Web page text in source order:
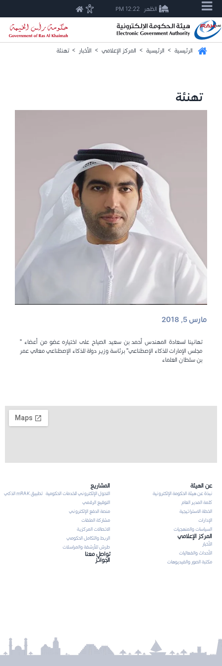
الظهر 12:22 PM
الرئيسية > الرئيسية > المركز الإعلامي > الأخبار > تهنئة
تهنئة
مارس 5, 2018
تهانينا لسعادة المهندس أحمد بن سعيد الصياح على اختياره عضو من أعضاء ”
مجلس الإمارات للذكاء الإصطناعي” برئاسة وزير دولة للذكاء الإصطناعي معالي عمر
بن سلطان العلماء
عن الهيئة
نبذة عن هيئة الحكومة الإلكترونية
كلمة المدير العام
الخطة الاستراتيجية
الإدارات
السياسات والمنهجيات
المركز الإعلامي
الأخبار
الأحداث والفعاليات
مكتبة الصور والفيديوهات
المشاريع
التحول الإلكتروني للخدمات الحكومية تطبيق mRAK الذكي
التوقيع الرقمي
منصة الدفع الإلكتروني
مشاركة الملفات
الاتصالات المركزية
الربط والتكامل الحكومي
طرش للأرشفة والمراسلات
تواصل معنا
الجوائز